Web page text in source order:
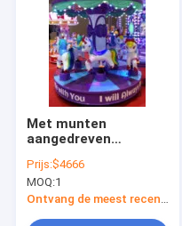
Met munten
aangedreven
Dynamische muziek
en vrolijke liederen
voor kinderen
Prijs:$4666
MOQ:1